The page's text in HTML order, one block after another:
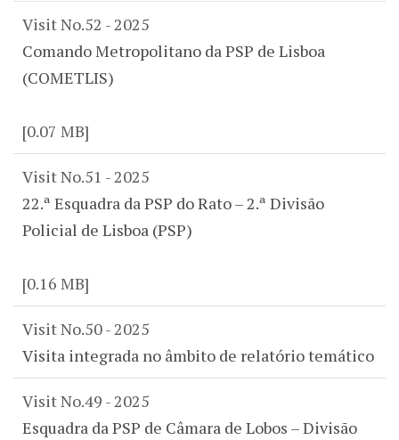
Visit No.52 - 2025
Comando Metropolitano da PSP de Lisboa
(COMETLIS)
[0.07 MB]
Visit No.51 - 2025
22.ª Esquadra da PSP do Rato – 2.ª Divisão
Policial de Lisboa (PSP)
[0.16 MB]
Visit No.50 - 2025
Visita integrada no âmbito de relatório temático
Visit No.49 - 2025
Esquadra da PSP de Câmara de Lobos – Divisão